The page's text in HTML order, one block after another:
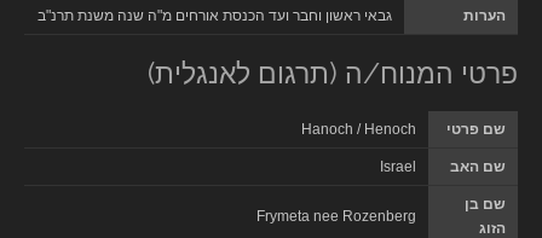
הערות גבאי ראשון וחבר ועד הכנסת אורחים מ"ה שנה משנת תרנ"ב
פרטי המנוח/ה (תרגום לאנגלית)
שם פרטי Hanoch / Henoch
שם האב Israel
שם בן
הזוג
Frymeta nee Rozenberg